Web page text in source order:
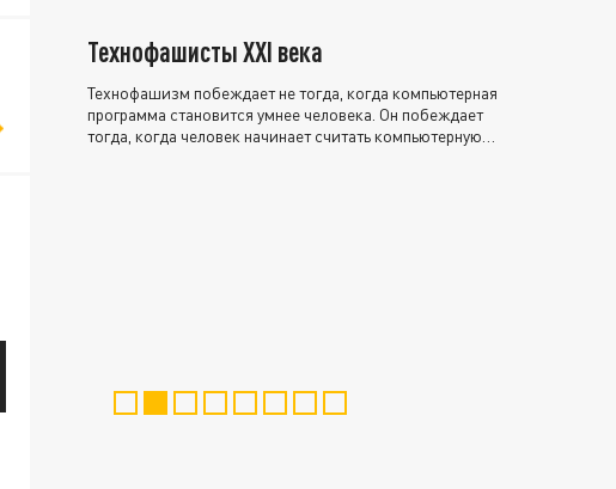
Технофашисты XXI века
Технофашизм побеждает не тогда, когда компьютерная
программа становится умнее человека. Он побеждает
тогда, когда человек начинает считать компьютерную